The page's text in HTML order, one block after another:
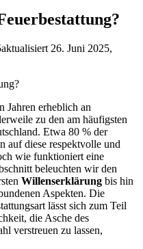
aktualisiert 26. Juni 2025,
Jahren erheblich an
zu den am häufigsten
Etwa 80 % der
auf diese respektvolle und
wie funktioniert eine
beleuchten wir den
Willenserklärung bis hin
Aspekten. Die
lässt sich zum Teil
die Asche des
verstreuen zu lassen,